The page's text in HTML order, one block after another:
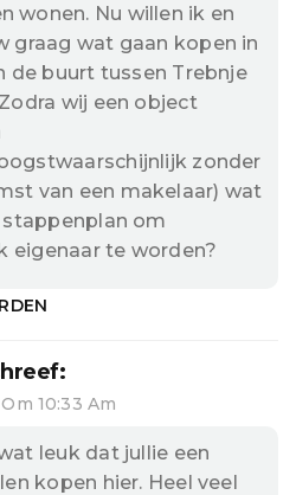
wonen. Nu willen ik en
graag wat gaan kopen in
de buurt tussen Trebnje
wij een object
zonder
van een makelaar) wat
om
eigenaar te worden?
10:33 Am
leuk dat jullie een
kopen hier. Heel veel